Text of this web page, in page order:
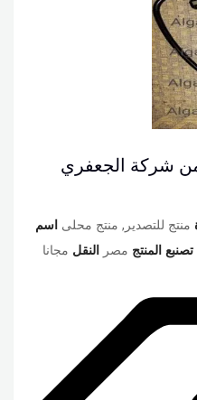
من شركة الجعفري
منتج للتصدير, منتج محلى اسم
تصنبع المنتج مصر النقل مجانا